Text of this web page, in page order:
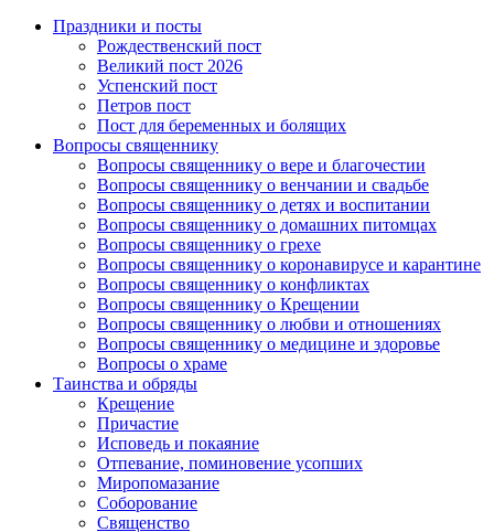
Праздники и посты
Рождественский пост
Великий пост 2026
Успенский пост
Петров пост
Пост для беременных и болящих
Вопросы священнику
Вопросы священнику о вере и благочестии
Вопросы священнику о венчании и свадьбе
Вопросы священнику о детях и воспитании
Вопросы священнику о домашних питомцах
Вопросы священнику о грехе
Вопросы священнику о коронавирусе и карантине
Вопросы священнику о конфликтах
Вопросы священнику о Крещении
Вопросы священнику о любви и отношениях
Вопросы священнику о медицине и здоровье
Вопросы о храме
Таинства и обряды
Крещение
Причастие
Исповедь и покаяние
Отпевание, поминовение усопших
Миропомазание
Соборование
Священство